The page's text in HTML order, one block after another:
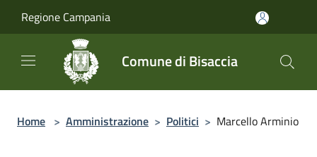
Regione Campania
Comune di Bisaccia
Home > Amministrazione > Politici > Marcello Arminio